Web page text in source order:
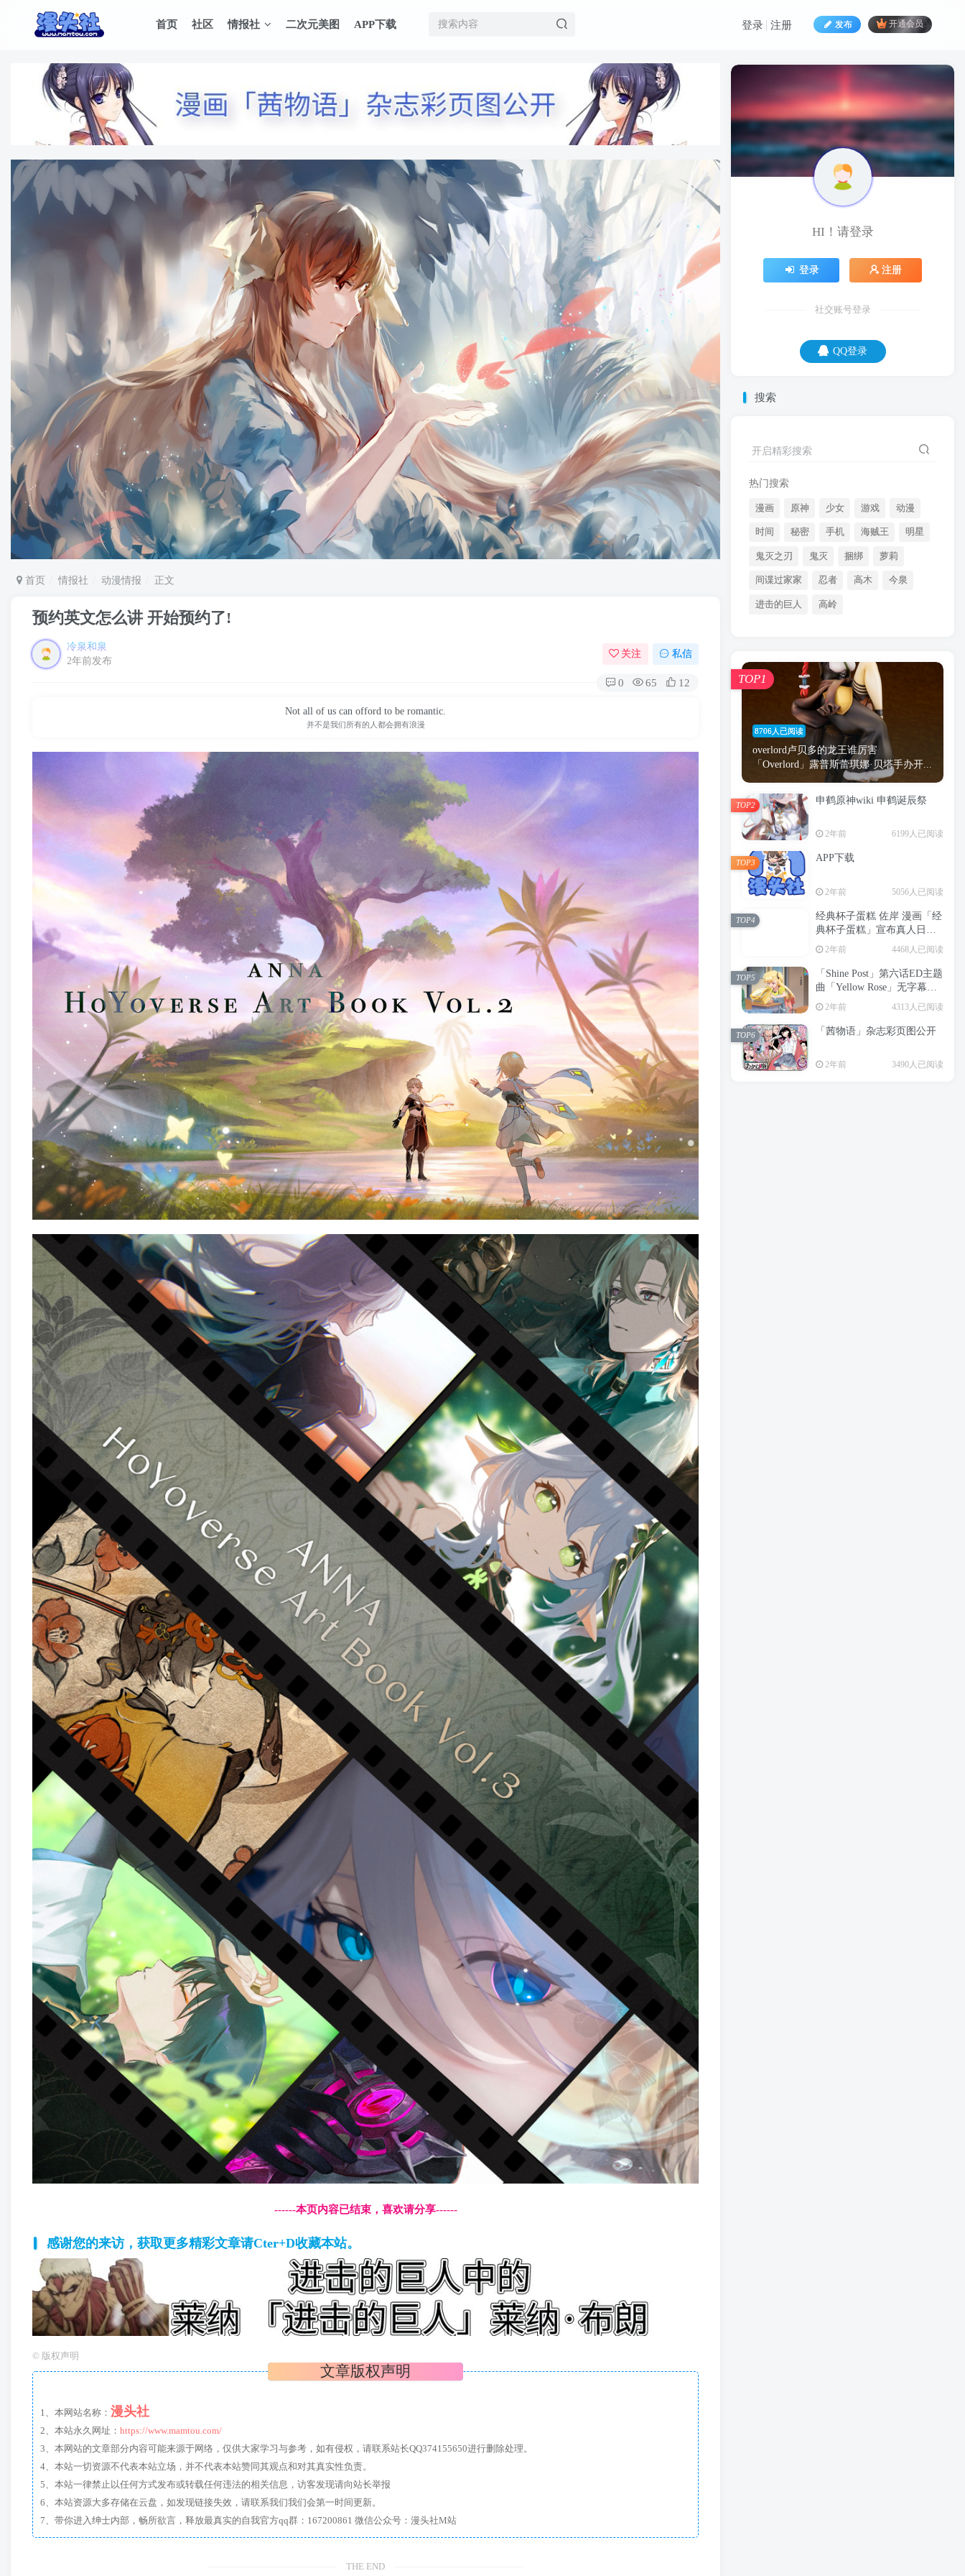
首页 社区 情报社 二次元美图 APP下载 发布 开通会员
登录 注册
首页 情报社 动漫情报 正文
预约英文怎么讲 开始预约了!
冷泉和泉
2年前发布
关注 私信
0 65 12
Not all of us can offord to be romantic.
并不是我们所有的人都会拥有浪漫
------本页内容已结束，喜欢请分享------
感谢您的来访，获取更多精彩文章请Cter+D收藏本站。
© 版权声明
文章版权声明
1、本网站名称： 漫头社
2、本站永久网址： https://www.mamtou.com/
3、本网站的文章部分内容可能来源于网络，仅供大家学习与参考，如有侵权，请联系站长QQ374155650进行删除处理。
4、本站一切资源不代表本站立场，并不代表本站赞同其观点和对其真实性负责。
5、本站一律禁止以任何方式发布或转载任何违法的相关信息，访客发现请向站长举报
6、本站资源大多存储在云盘，如发现链接失效，请联系我们我们会第一时间更新。
7、带你进入绅士内部，畅所欲言，释放最真实的自我官方qq群：167200861 微信公众号：漫头社M站
THE END
HI！请登录
登录 注册
社交账号登录
QQ登录
搜索
开启精彩搜索
热门搜索
漫画 原神 少女 游戏 动漫
时间 秘密 手机 海贼王 明星
鬼灭之刃 鬼灭 捆绑 萝莉
间谍过家家 忍者 高木 今泉
进击的巨人 高岭
8706人已阅读
overlord卢贝多的龙王谁厉害
「Overlord」露普斯蕾琪娜·贝塔手办开...
TOP1
申鹤原神wiki 申鹤诞辰祭
2年前 6199人已阅读
TOP2
APP下载
2年前 5056人已阅读
TOP3
经典杯子蛋糕 佐岸 漫画「经
典杯子蛋糕」宣布真人日剧
化
2年前 4468人已阅读
TOP4
「Shine Post」第六话ED主题
曲「Yellow Rose」无字幕MV
公开
2年前 4313人已阅读
TOP5
「茜物语」杂志彩页图公开
2年前 3490人已阅读
TOP6
HI！请登录
登录 注册
社交账号登录
QQ登录
钥匙圈是非常实用的小工具，它可以让
时间 秘密 手机 海贼王
鬼灭 捆绑 萝莉
间谍过家家 忍者 高木
进击的巨人 高岭
8706人已阅读
overlord卢贝多的龙王谁厉害
TOP1
申鹤原神wiki 申鹤诞辰祭
2年前 6199人已阅读
APP下载
2年前 5056人已阅读
TOP3
经典杯子蛋糕 佐岸 漫画「经
典杯子蛋糕」宣布真人日剧
TOP4